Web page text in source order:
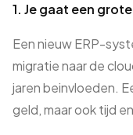
1. Je gaat een
Een nieuw ERP-
migratie naar de
jaren beinvloeden.
geld, maar ook tijd